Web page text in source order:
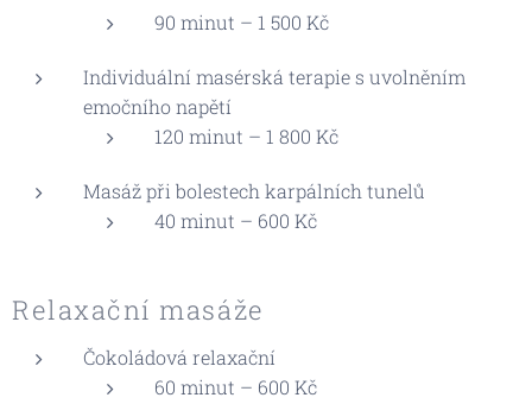
90 minut – 1 500 Kč
Individuální masérská terapie s uvolněním
emočního napětí
120 minut – 1 800 Kč
Masáž při bolestech karpálních tunelů
40 minut – 600 Kč
Relaxační masáže
Čokoládová relaxační
60 minut – 600 Kč